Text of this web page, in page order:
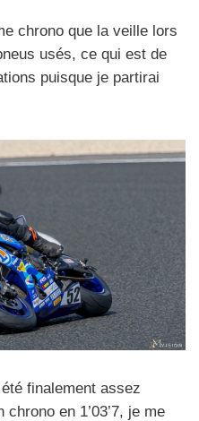
chrono que la veille lors
usés, ce qui est de
puisque je partirai
finalement assez
en 1’03’7, je me